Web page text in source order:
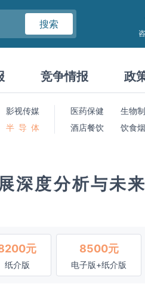
搜索
竞争情报 政
影视传媒
半 导 体
医药保健 生物
酒店餐饮
饮食
深度分析与未
元
纸介版
8500元
电子版+纸介版